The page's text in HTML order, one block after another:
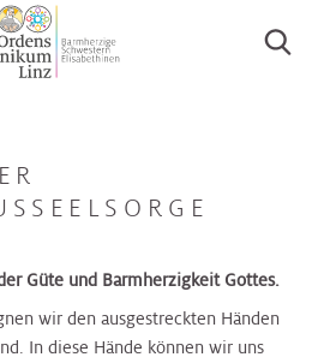
Güte und Barmherzigkeit Gottes.
wir den ausgestreckten Händen
In diese Hände können wir uns